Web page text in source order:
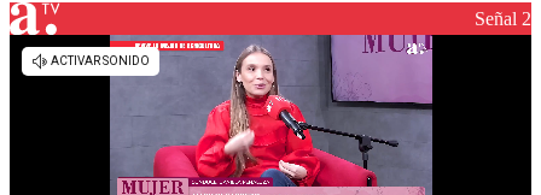
Señal 2